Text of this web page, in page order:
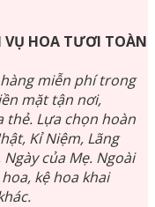
VỤ HOA TƯƠI TOÀN
miễn phí trong
mặt tận nơi,
thẻ. Lựa chọn hoàn
Kỉ Niệm, Lãng
của Mẹ. Ngoài
kệ hoa khai